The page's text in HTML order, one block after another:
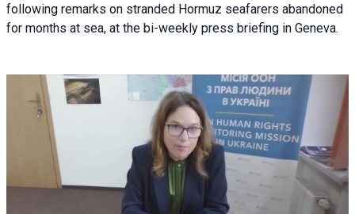
following remarks on stranded Hormuz seafarers abandoned
for months at sea, at the bi-weekly press briefing in Geneva.